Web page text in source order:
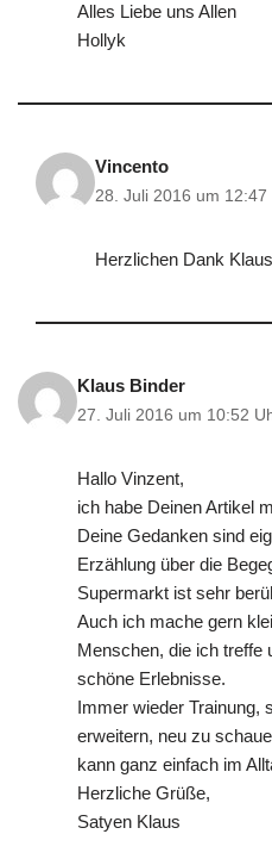
Alles Liebe uns Allen
Hollyk
Vincento
28. Juli 2016 um 12:47
Herzlichen Dank
Klaus Binder
27. Juli 2016 um 10:52
Hallo Vinzent,
ich habe Deinen Artikel
Deine Gedanken sind
Erzählung über die
Supermarkt ist sehr
Auch ich mache gern
Menschen, die ich treffe
schöne Erlebnisse.
Immer wieder Trainung,
erweitern, neu zu
kann ganz einfach im
Herzliche Grüße,
Satyen Klaus